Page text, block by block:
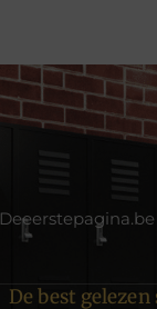
De best